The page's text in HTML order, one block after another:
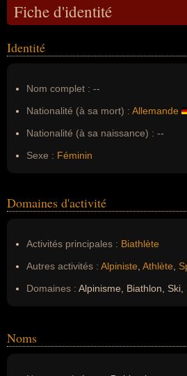
Fiche d'identité
Identité
Nom complet : --
Nationalité (à sa mort) : Allemande
Nationalité (à sa naissance) : --
Sexe : Féminin
Domaines d'activité
Activités principales : Biathlète
Autres activités : Alpiniste Athlète
Domaines : Alpinisme, Biathlon,
Noms